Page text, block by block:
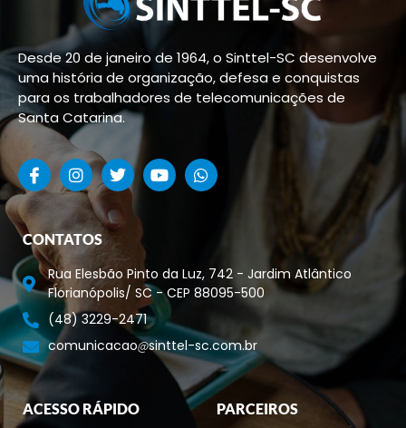
Desde 20 de janeiro de 1964, o Sinttel-SC desenvolve
uma história de organização, defesa e conquistas
para os trabalhadores de telecomunicações de
Santa Catarina.
CONTATOS
Rua Elesbão Pinto da Luz, 742 - Jardim Atlântico
Florianópolis/ SC - CEP 88095-500
(48) 3229-2471
comunicacao
sinttel-sc.com.br
ACESSO RÁPIDO PARCEIROS